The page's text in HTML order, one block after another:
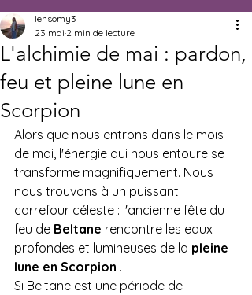
L'alchimie de mai : pardon,
feu et pleine lune en
Scorpion
lensomy3
23 mai 2 min de lecture
Alors que nous entrons dans le mois
de mai, l'énergie qui nous entoure se
transforme magnifiquement. Nous
nous trouvons à un puissant
carrefour céleste : l'ancienne fête du
feu de Beltane rencontre les eaux
profondes et lumineuses de la pleine
lune en Scorpion .
Si Beltane est une période de